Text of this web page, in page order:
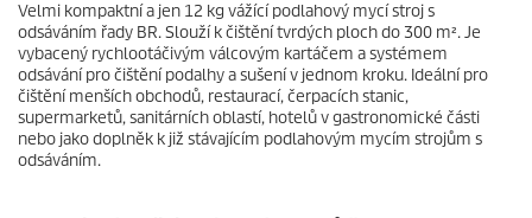
Velmi kompaktní a jen 12 kg vážící podlahový mycí stroj s
odsáváním řady BR. Slouží k čištění tvrdých ploch do 300 m². Je
vybacený rychlootáčivým válcovým kartáčem a systémem
odsávání pro čištění podalhy a sušení v jednom kroku. Ideální pro
čištění menších obchodů, restaurací, čerpacích stanic,
supermarketů, sanitárních oblastí, hotelů v gastronomické části
nebo jako doplněk k již stávajícím podlahovým mycím strojům s
odsáváním.